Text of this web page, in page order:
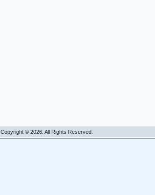
Copyright © 2026. All Rights Reserved.